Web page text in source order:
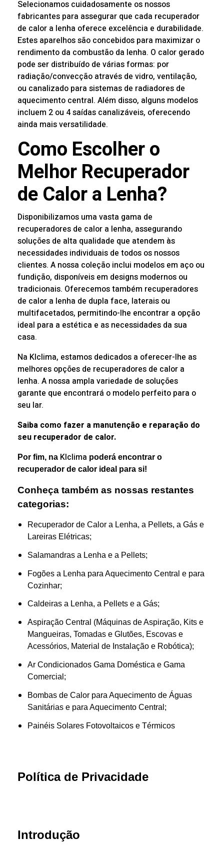
Selecionamos cuidadosamente os nossos
fabricantes para assegurar que cada recuperador
de calor a lenha oferece excelência e durabilidade.
Estes aparelhos são concebidos para maximizar o
rendimento da combustão da lenha. O calor gerado
pode ser distribuído de várias formas: por
radiação/convecção através de vidro, ventilação,
ou canalizado para sistemas de radiadores de
aquecimento central. Além disso, alguns modelos
incluem 2 ou 4 saídas canalizáveis, oferecendo
ainda mais versatilidade.
Como Escolher o
Melhor Recuperador
de Calor a Lenha?
Disponibilizamos uma vasta gama de
recuperadores de calor a lenha, assegurando
soluções de alta qualidade que atendem às
necessidades individuais de todos os nossos
clientes. A nossa coleção inclui modelos em aço ou
fundição, disponíveis em designs modernos ou
tradicionais. Oferecemos também recuperadores
de calor a lenha de dupla face, laterais ou
multifacetados, permitindo-lhe encontrar a opção
ideal para a estética e as necessidades da sua
casa.
Na Klclima, estamos dedicados a oferecer-lhe as
melhores opções de recuperadores de calor a
lenha. A nossa ampla variedade de soluções
garante que encontrará o modelo perfeito para o
seu lar.
Saiba como fazer a manutenção e reparação do
seu recuperador de calor.
Por fim, na Klclima poderá encontrar o
recuperador de calor ideal para si!
Conheça também as nossas restantes
categorias:
Recuperador de Calor a Lenha, a Pellets, a Gás e
Lareiras Elétricas;
Salamandras a Lenha e a Pellets;
Fogões a Lenha para Aquecimento Central e para
Cozinhar;
Caldeiras a Lenha, a Pellets e a Gás;
Aspiração Central (Máquinas de Aspiração, Kits e
Mangueiras, Tomadas e Glutões, Escovas e
Acessórios, Material de Instalação e Robótica);
Ar Condicionados Gama Doméstica e Gama
Comercial;
Bombas de Calor para Aquecimento de Águas
Sanitárias e para Aquecimento Central;
Painéis Solares Fotovoltaicos e Térmicos
Política de Privacidade
Introdução